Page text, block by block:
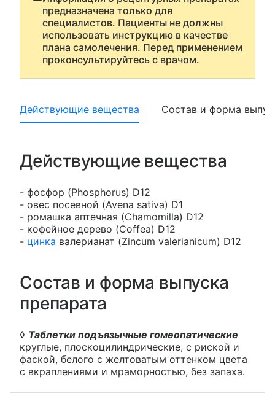
предназначена только для
специалистов. Пациенты не должны
использовать инструкцию в качестве
плана самолечения. Перед применением
проконсультируйтесь с врачом.
Действующие вещества Состав и форма
Действующие вещества
- фосфор (Phosphorus) D12
- овес посевной (Avena sativa) D1
- ромашка аптечная (Chamomilla) D12
- кофейное дерево (Coffea) D12
- цинка валерианат (Zincum valerianicum) D12
Состав и форма выпуска
препарата
◊ Таблетки подъязычные гомеопатические
круглые, плоскоцилиндрические, с риской и
фаской, белого с желтоватым оттенком цвета
с вкраплениями и мраморностью, без запаха.